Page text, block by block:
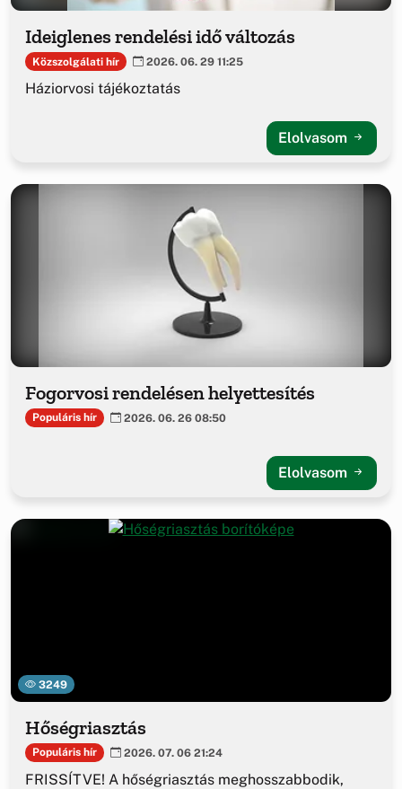
Ideiglenes rendelési idő változás
Közszolgálati hír 2026. 06. 29 11:25
Háziorvosi tájékoztatás
Elolvasom
Fogorvosi rendelésen helyettesítés
Populáris hír 2026. 06. 26 08:50
Elolvasom
3249
Hőségriasztás
Populáris hír 2026. 07. 06 21:24
FRISSÍTVE! A hőségriasztás meghosszabbodik,